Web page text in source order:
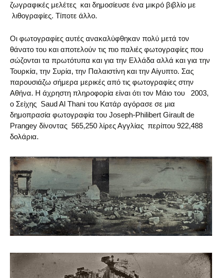
ζωγραφικές μελέτες και δημοσίευσε ένα μικρό βιβλίο με
λιθογραφίες. Τίποτε άλλο.
Οι φωτογραφίες αυτές ανακαλύφθηκαν πολύ μετά τον
θάνατο του και αποτελούν τις πιο παλιές φωτογραφίες που
σώζονται τα πρωτότυπα και για την Ελλάδα αλλά και για την
Τουρκία, την Συρία, την Παλαιστίνη και την Αίγυπτο. Σας
παρουσιάζω σήμερα μερικές από τις φωτογραφίες στην
Αθήνα. Η άχρηστη πληροφορία είναι ότι τον Μάιο του 2003,
ο Σείχης Saud Al Thani του Κατάρ αγόρασε σε μια
δημοπρασία φωτογραφία του Joseph-Philibert Girault de
Prangey δίνοντας 565,250 λίρες Αγγλίας περίπου 922,488
δολάρια.